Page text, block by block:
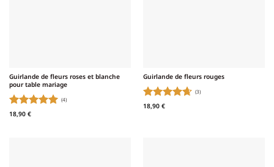
Guirlande de fleurs roses et blanche
pour table mariage
Note
(4)
18,90 €
Guirlande de fleurs rouges
Note
(3)
18,90 €